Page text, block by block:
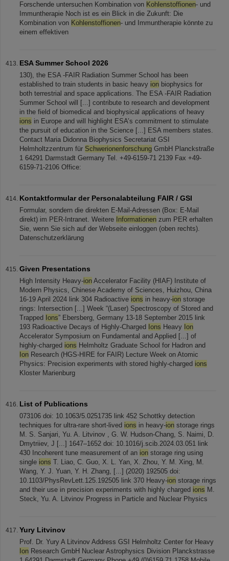
Forschende untersuchen Kombination von Kohlenstoffionen- und
Immuntherapie Noch ist es ein Blick in die Zukunft: Die
Kombination von Kohlenstoffionen- und Immuntherapie könnte zu
einem effektiven
ESA Summer School 2026
130), the ESA -FAIR Radiation Summer School has been
established to train students in basic heavy ion biophysics for
both terrestrial and space applications. The ESA -FAIR Radiation
Summer School will [...] contribute to research and development
in the field of biomedical and biophysical applications of heavy
ions in Europe and will highlight ESA’s commitment to stimulate
the pursuit of education in the Science [...] ESA members states.
Contact Maria Didonna Biophysics Secretariat GSI
Helmholtzzentrum für Schwerionenforschung GmbH Planckstraße
1 64291 Darmstadt Germany Tel. +49-6159-71 2139 Fax +49-
6159-71-2106 Office:
Kontaktformular der Personalabteilung FAIR / GSI
Formular, sondern die direkten E-Mail-Adressen (Box: E-Mail
direkt) im PER-Intranet. Weitere Informationen zum PER erhalten
Sie, wenn Sie sich auf der Webseite einloggen (oben rechts).
Datenschutzerklärung
Given Presentations
High Intensity Heavy-ion Accelerator Facility (HIAF) Institute of
Modern Physics, Chinese Academy of Sciences, Huizhou, China
16-19 April 2024 link 304 Radioactive ions in heavy-ion storage
rings: Intersection [...] Week “(Laser) Spectroscopy of Stored and
Trapped Ions” Ebersberg, Germany 13-18 September 2015 link
193 Radioactive Decays of Highly-Charged Ions Heavy Ion
Accelerator Symposium on Fundamental and Applied [...] of
highly-charged ions Helmholtz Graduate School for Hadron and
Ion Research (HGS-HIRE for FAIR) Lecture Week on Atomic
Physics: Precision experiments with stored highly-charged ions
Kloster Marienburg
List of Publications
073106 doi: 10.1063/5.0251735 link 452 Schottky detection
techniques for ultra-rare short-lived ions in heavy-ion storage rings
M. S. Sanjari, Yu. A. Litvinov , G. W. Hudson-Chang, S. Naimi, D.
Dmytriiev, J [...] 1647–1652 doi: 10.1016/j.scib.2024.03.051 link
430 Incoherent tune measurement of an ion storage ring using
single ions T. Liao, C. Guo, X. L. Yan, X. Zhou, Y. M. Xing, M.
Wang, Y. J. Yuan, Y. H. Zhang, [...] (2020) 192505 doi:
10.1103/PhysRevLett.125.192505 link 370 Heavy-ion storage rings
and their use in precision experiments with highly charged ions M.
Steck, Yu. A. Litvinov Progress in Particle and Nuclear Physics
Yury Litvinov
Prof. Dr. Yury A Litvinov Address GSI Helmholtz Center for Heavy
Ion Research GmbH Nuclear Astrophysics Division Planckstrasse